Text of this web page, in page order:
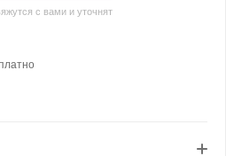
с вами и уточнят